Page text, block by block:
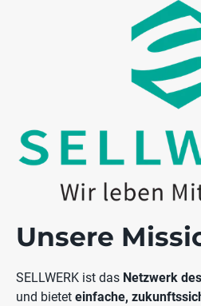
Unsere
SELLWERK ist das Netzwerk
und bietet einfache,